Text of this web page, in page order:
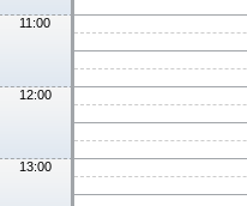
11:00
12:00
13:00